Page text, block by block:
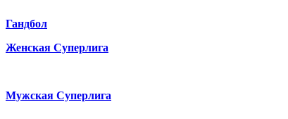
Гандбол
Женская Суперлига
Мужская Суперлига